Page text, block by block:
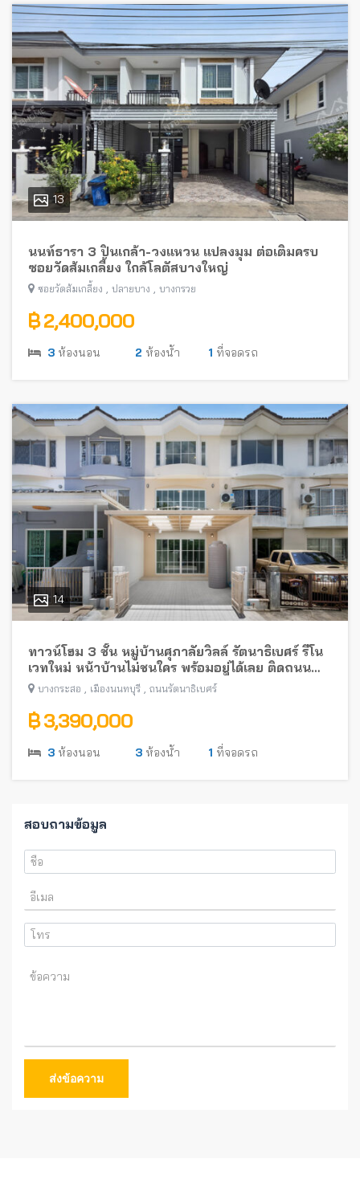
13
นนท์ธารา 3 ปิ่นเกล้า-วงแหวน แปลงมุม ต่อเติมครบ
ซอยวัดส้มเกลี้ยง ใกล้โลตัสบางใหญ่
ซอยวัดส้มเกลี้ยง ปลายบาง บางกรวย
฿ 2,400,000
3 ห้องนอน 2 ห้องน้ำ 1 ที่จอดรถ
14
ทาวน์โฮม 3 ชั้น หมู่บ้านศุภาลัยวิลล์ รัตนาธิเบศร์ รีโน
เวทใหม่ หน้าบ้านไม่ชนใคร พร้อมอยู่ได้เลย ติดถนน
รัตนาธิเบศร์ ใกล้รถไฟฟ้า
บางกระสอ เมืองนนทบุรี ถนนรัตนาธิเบศร์
฿ 3,390,000
3 ห้องนอน 3 ห้องน้ำ 1 ที่จอดรถ
สอบถามข้อมูล
ส่งข้อความ